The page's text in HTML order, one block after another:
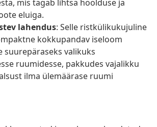
mis tagab lihtsa hoolduse ja
eluiga.
lahendus: Selle ristkülikukujuline
kokkupandav iseloom
suurepäraseks valikuks
ruumidesse, pakkudes vajalikku
ilma ülemäärase ruumi